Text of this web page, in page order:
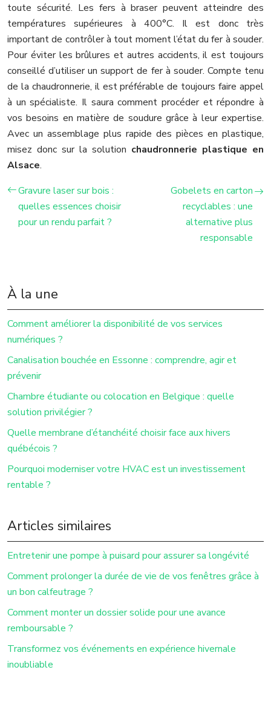
toute sécurité. Les fers à braser peuvent atteindre des
températures supérieures à 400°C. Il est donc très
important de contrôler à tout moment l’état du fer à souder.
Pour éviter les brûlures et autres accidents, il est toujours
conseillé d’utiliser un support de fer à souder. Compte tenu
de la chaudronnerie, il est préférable de toujours faire appel
à un spécialiste. Il saura comment procéder et répondre à
vos besoins en matière de soudure grâce à leur expertise.
Avec un assemblage plus rapide des pièces en plastique,
misez donc sur la solution chaudronnerie plastique en
Alsace.
Gravure laser sur bois :
quelles essences choisir
pour un rendu parfait ?
Gobelets en carton
recyclables : une
alternative plus
responsable
À la une
Comment améliorer la disponibilité de vos services
numériques ?
Canalisation bouchée en Essonne : comprendre, agir et
prévenir
Chambre étudiante ou colocation en Belgique : quelle
solution privilégier ?
Quelle membrane d’étanchéité choisir face aux hivers
québécois ?
Pourquoi moderniser votre HVAC est un investissement
rentable ?
Articles similaires
Entretenir une pompe à puisard pour assurer sa longévité
Comment prolonger la durée de vie de vos fenêtres grâce à
un bon calfeutrage ?
Comment monter un dossier solide pour une avance
remboursable ?
Transformez vos événements en expérience hivernale
inoubliable